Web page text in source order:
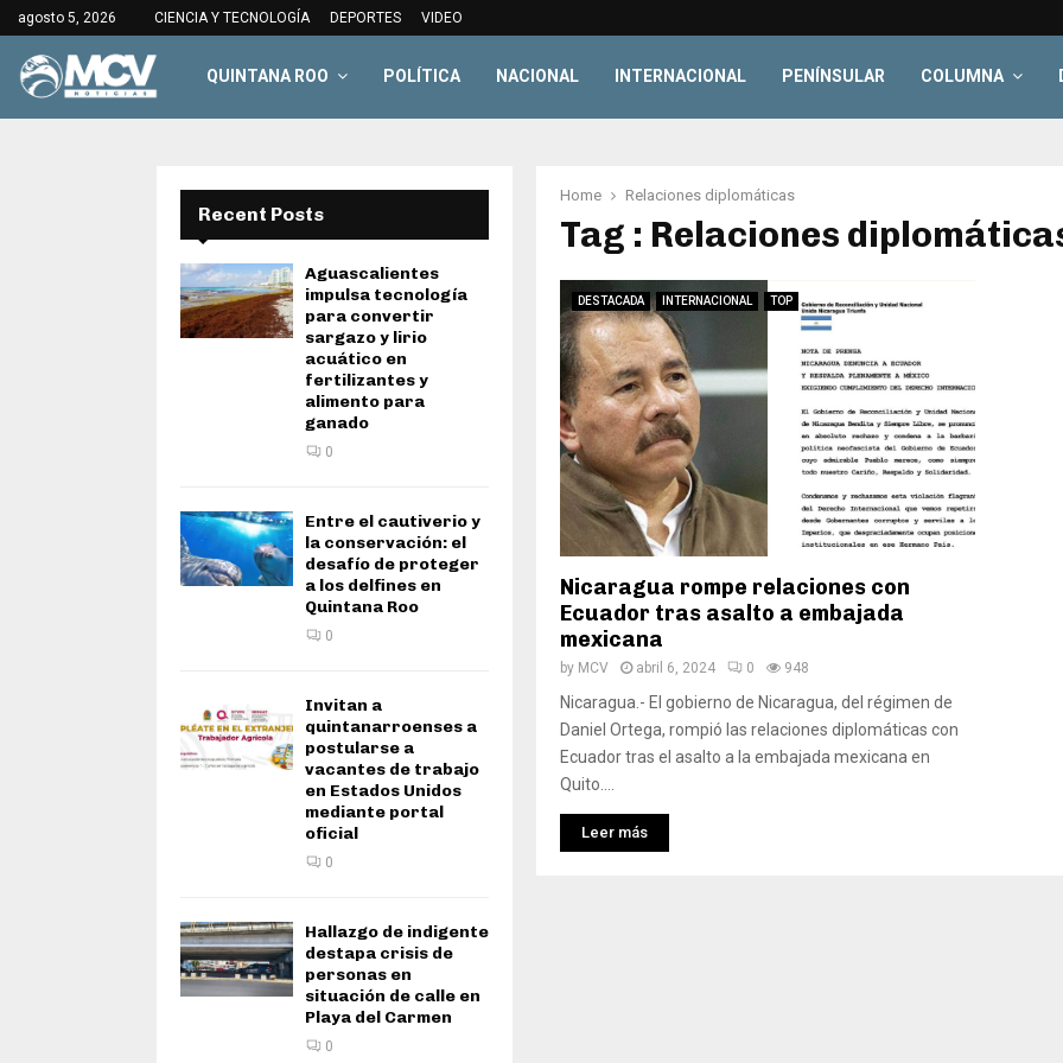
agosto 5, 2026 CIENCIA Y TECNOLOGÍA DEPORTES VIDEO
QUINTANA ROO POLÍTICA NACIONAL INTERNACIONAL PENÍNSULAR COLUMNA
Home Relaciones diplomáticas
Tag : Relaciones
DESTACADA INTERNACIONAL TOP
Nicaragua rompe relaciones con
Ecuador tras asalto a embajada
mexicana
by MCV abril 6, 2024 0 948
Nicaragua.- El gobierno de Nicaragua, del régimen de
Daniel Ortega, rompió las relaciones diplomáticas con
Ecuador tras el asalto a la embajada mexicana en
Quito....
Leer más
Recent Posts
Aguascalientes
impulsa tecnología
para convertir
sargazo y lirio
acuático en
fertilizantes y
alimento para
ganado
0
Entre el cautiverio y
la conservación: el
desafío de proteger
a los delfines en
Quintana Roo
0
Invitan a
quintanarroenses a
postularse a
vacantes de trabajo
en Estados Unidos
mediante portal
oficial
0
Hallazgo de indigente
destapa crisis de
personas en
situación de calle en
Playa del Carmen
0